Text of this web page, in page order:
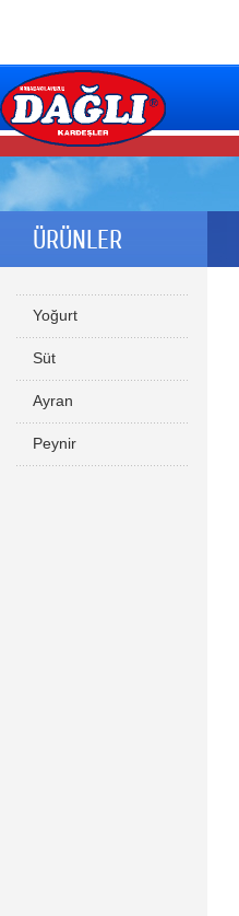
ÜRÜNLER
Yoğurt
Süt
Ayran
Peynir